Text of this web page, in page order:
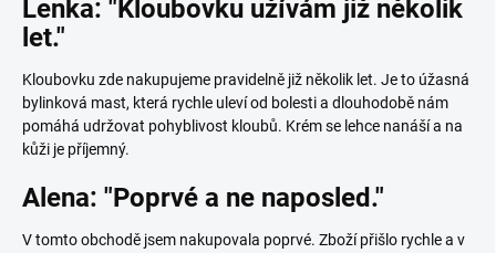
Lenka: "Kloubovku užívám již několik
let."
Kloubovku zde nakupujeme pravidelně již několik let. Je to úžasná
bylinková mast, která rychle uleví od bolesti a dlouhodobě nám
pomáhá udržovat pohyblivost kloubů. Krém se lehce nanáší a na
kůži je příjemný.
Alena: "Poprvé a ne naposled."
V tomto obchodě jsem nakupovala poprvé. Zboží přišlo rychle a v